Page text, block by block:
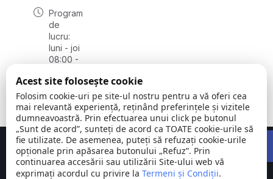
Program
de
lucru:
luni - joi
08:00 -
vineri
08:00 -
14:00
Comuna © Toate
Concept realizat deBig Media Relații Publice SRL
Acest site folosește cookie
Folosim cookie-uri pe site-ul nostru pentru a vă oferi cea
mai relevantă experiență, reținând preferințele și vizitele
dumneavoastră. Prin efectuarea unui click pe butonul
„Sunt de acord”, sunteți de acord ca TOATE cookie-urile să
fie utilizate. De asemenea, puteți să refuzați cookie-urile
opționale prin apăsarea butonului „Refuz”. Prin
continuarea accesării sau utilizării Site-ului web vă
exprimați acordul cu privire la Termeni și Condiții.